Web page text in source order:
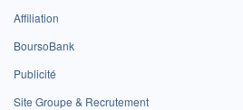
Affiliation
BoursoBank
Publicité
Site Groupe & Recrutement